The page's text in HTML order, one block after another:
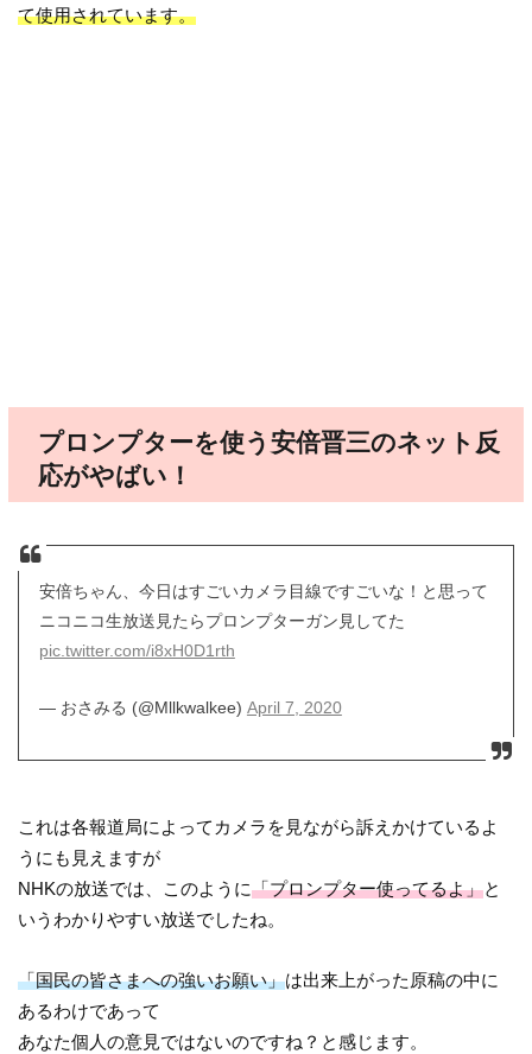
て使用されています。
プロンプターを使う安倍晋三のネット反
応がやばい！
安倍ちゃん、今日はすごいカメラ目線ですごいな！と思って
ニコニコ生放送見たらプロンプターガン見してた
pic.twitter.com/i8xH0D1rth
— おさみる (@Mllkwalkee) April 7, 2020
これは各報道局によってカメラを見ながら訴えかけているよ
うにも見えますが
NHKの放送では、このように「プロンプター使ってるよ」と
いうわかりやすい放送でしたね。
「国民の皆さまへの強いお願い」は出来上がった原稿の中に
あるわけであって
あなた個人の意見ではないのですね？と感じます。